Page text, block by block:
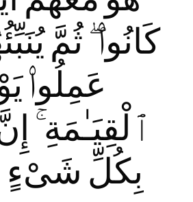
كَانُوا۟ ۖ ثُمَّ
عَمِلُوا۟
ٱلْقِيَـٰمَةِ
بِكُلِّ شَىْءٍ